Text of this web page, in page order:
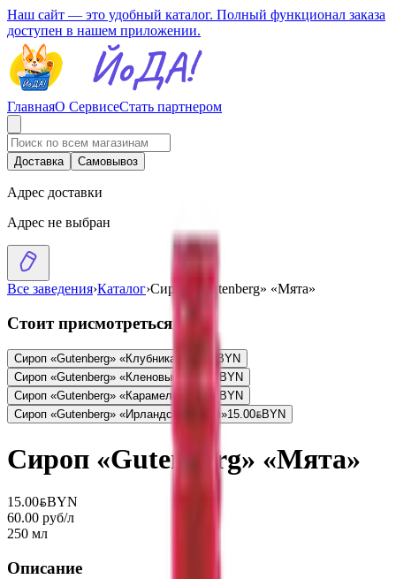
Наш сайт — это удобный каталог. Полный функционал заказа
доступен в нашем приложении.
ГлавнаяО СервисеСтать партнером
Доставка Самовывоз
Адрес доставки
Адрес не выбран
Все заведения›Каталог›Сироп «Gutenberg» «Мята»
Стоит присмотреться
Сироп «Gutenberg» «Клубника»
BYN
Сироп «Gutenberg» «Кленовый»
BYN
Сироп «Gutenberg» «Карамель»
BYN
Сироп «Gutenberg» «Ирландский Крем»15.00BYNBYN
Сироп «Gutenberg» «Мята»
15.00BYNBYN
60.00 руб/л
250 мл
Описание